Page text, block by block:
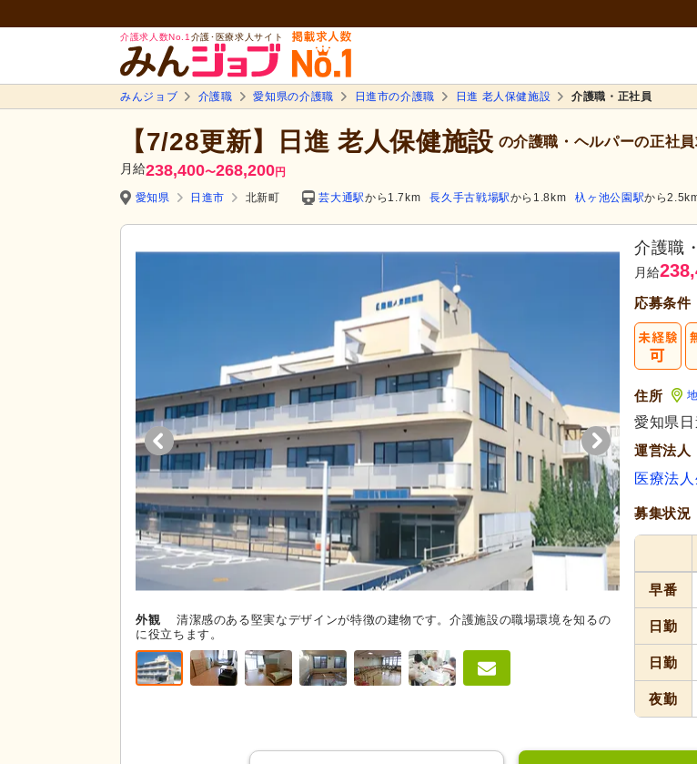
介護求人数No.1 介護･医療求人サイト
みんジョブ 介護職 愛知県の介護職 日進市の介護職 日進 老人保健施設 介護職・正社員
【7/28更新】日進 老人保健施設 の介護職・ヘルパーの正社員
月給238,400〜268,200円
愛知県 日進市 北新町 芸大通駅から1.7km 長久手古戦場駅から1.8km 杁ヶ池公園駅から
外観
清潔感のある堅実なデザインが特徴の建物です。介護施設の職場環境を知るの
に役立ちます。
広々
しいただけ
介護職
月給
応募条件
住所
愛知県
運営法人
医療法
募集状況
早番
日勤
日勤
夜勤